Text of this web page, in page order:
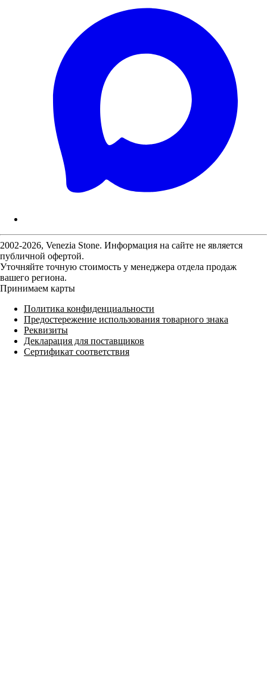
2002-2026, Venezia Stone. Информация на сайте не является
публичной офертой.
Уточняйте точную стоимость у менеджера отдела продаж
вашего региона.
Принимаем карты
Политика конфиденциальности
Предостережение использования товарного знака
Реквизиты
Декларация для поставщиков
Сертификат соответствия